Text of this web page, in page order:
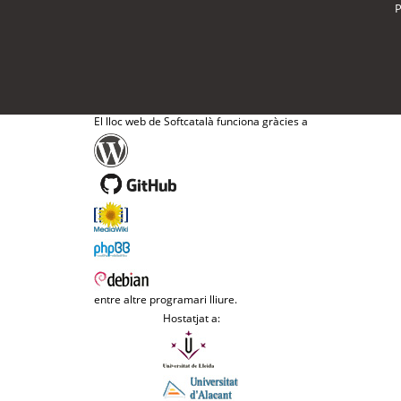
El lloc web de Softcatalà funciona gràcies a
entre altre programari lliure.
Hostatjat a: